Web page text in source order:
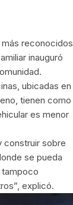
más reconocidos
inauguró
ubicadas en
tienen como
es menor
construir sobre
se pueda
tampoco
explicó.